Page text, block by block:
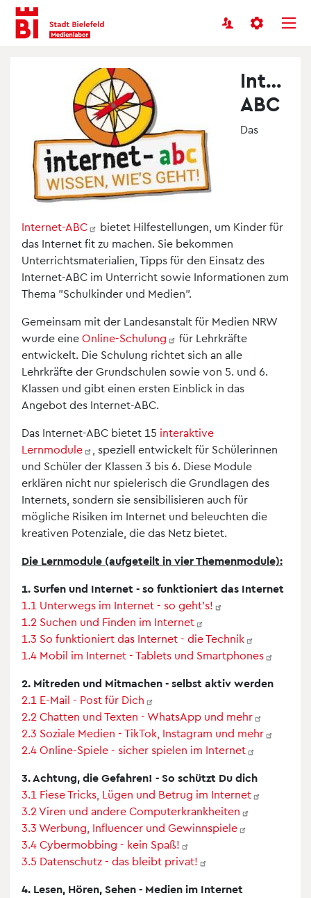
Inhalt
anspringen
Menü
anspringen
Benutzermenü
ABC
Das
Internet-ABC
bietet Hilfestellungen, um Kinder für
das Internet fit zu machen. Sie bekommen
Unterrichtsmaterialien, Tipps für den Einsatz des
Internet-ABC im Unterricht sowie Informationen zum
Thema "Schulkinder und Medien".
Gemeinsam mit der Landesanstalt für Medien NRW
wurde eine Online-Schulung
für Lehrkräfte
entwickelt. Die Schulung richtet sich an alle
Lehrkräfte der Grundschulen sowie von 5. und 6.
Klassen und gibt einen ersten Einblick in das
Angebot des Internet-ABC.
Das Internet-ABC bietet 15 interaktive
Lernmodule
, speziell entwickelt für Schülerinnen
und Schüler der Klassen 3 bis 6. Diese Module
erklären nicht nur spielerisch die Grundlagen des
Internets, sondern sie sensibilisieren auch für
mögliche Risiken im Internet und beleuchten die
kreativen Potenziale, die das Netz bietet.
Die Lernmodule (aufgeteilt in vier Themenmodule):
1. Surfen und Internet - so funktioniert das Internet
1.1 Unterwegs im Internet - so geht's!
1.2 Suchen und Finden im Internet
1.3 So funktioniert das Internet - dieTechnik
1.4 Mobil im Internet - Tablets und Smartphones
2. Mitreden und Mitmachen - selbst aktiv werden
2.1 E-Mail - Post für Dich
2.2 Chatten und Texten - WhatsApp und mehr
2.3 Soziale Medien - TikTok, Instagram und mehr
2.4 Online-Spiele - sicher spielen im Internet
3. Achtung, die Gefahren! - So schützt Du dich
3.1 Fiese Tricks, Lügen und Betrug im Internet
3.2 Viren und andere Computerkrankheiten
3.3 Werbung, Influencer und Gewinnspiele
3.4 Cybermobbing - kein Spaß!
3.5 Datenschutz - das bleibt privat!
4. Lesen, Hören, Sehen - Medien im Internet